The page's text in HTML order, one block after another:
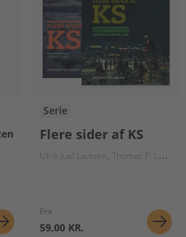
Serie
Flere sider af KS
Ulrik Juel Lavtsen Thomas P. Larsen
Fra
59,00 KR.